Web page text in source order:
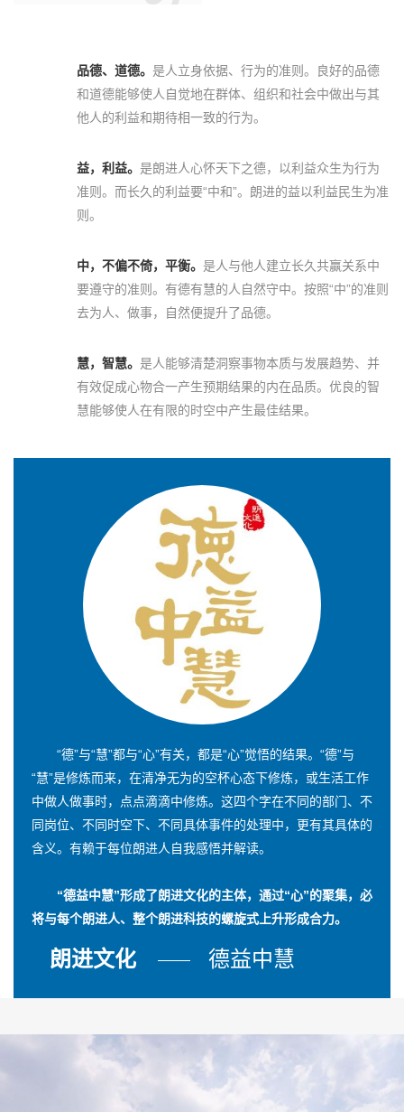
品德、道德。 是人立身依据、行为的准则。良好的品德
和道德能够使人自觉地在群体、组织和社会中做出与其
他人的利益和期待相一致的行为。
益，利益。 是朗进人心怀天下之德，以利益众生为行为
准则。而长久的利益要“中和”。朗进的益以利益民生为准
则。
中，不偏不倚，平衡。 是人与他人建立长久共赢关系中
要遵守的准则。有德有慧的人自然守中。按照“中”的准则
去为人、做事，自然便提升了品德。
慧，智慧。 是人能够清楚洞察事物本质与发展趋势、并
有效促成心物合一产生预期结果的内在品质。优良的智
慧能够使人在有限的时空中产生最佳结果。
“德”与“慧”都与“心”有关，都是“心”觉悟的结果。“德”与
“慧”是修炼而来，在清净无为的空杯心态下修炼，或生活工作
中做人做事时，点点滴滴中修炼。这四个字在不同的部门、不
同岗位、不同时空下、不同具体事件的处理中，更有其具体的
含义。有赖于每位朗进人自我感悟并解读。
“德益中慧”形成了朗进文化的主体，通过“心”的聚集，必
将与每个朗进人、整个朗进科技的螺旋式上升形成合力。
朗进文化 德益中慧